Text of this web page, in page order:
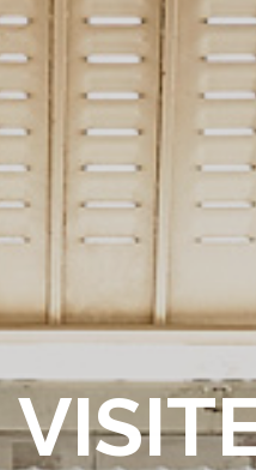
VISIT